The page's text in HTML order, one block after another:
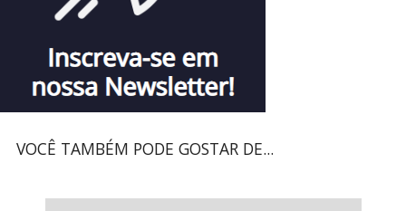
VOCÊ TAMBÉM PODE GOSTAR DE...